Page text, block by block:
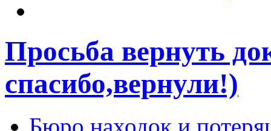
Просьба вернуть
спасибо,вернули!)